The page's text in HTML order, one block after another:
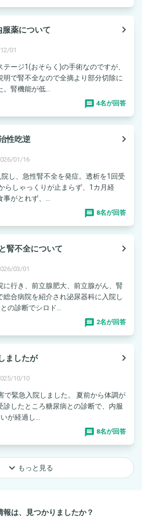
薬について
navigate_next
01
ージ1(おそらく)の手術なのですが、
明で腎不全なので全摘より部分切除に
。腎機能が低...
4名が回答
性吃逆
navigate_next
01/16
し、急性腎不全を発症。透析を1回受
らしゃっくりが止まらず、1カ月経
事がとれず、...
8名が回答
腎不全について
navigate_next
03/01
に行き、前立腺肥大、前立腺がん、腎
総合病院を紹介され泌尿器科に入院し
の診断でシロド...
2名が回答
ましたが
navigate_next
10/10
院しました。 夏前から体調が
診したところ糖尿病との診断で、内服
が経過し...
8名が回答
keyboard_arrow_down もっと見る
報は、見つかりましたか？